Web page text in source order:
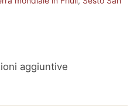
aggiuntive